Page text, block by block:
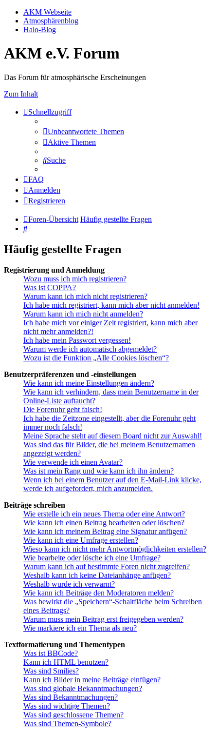
AKM Webseite
Atmosphärenblog
Halo-Blog
AKM e.V. Forum
Das Forum für atmosphärische Erscheinungen
Zum Inhalt
Schnellzugriff
Unbeantwortete Themen
Aktive Themen
Suche
FAQ
Anmelden
Registrieren
Foren-Übersicht Häufig gestellte Fragen
Suche
Häufig gestellte Fragen
Registrierung und Anmeldung
Wozu muss ich mich registrieren?
Was ist COPPA?
Warum kann ich mich nicht registrieren?
Ich habe mich registriert, kann mich aber nicht anmelden!
Warum kann ich mich nicht anmelden?
Ich habe mich vor einiger Zeit registriert, kann mich aber
nicht mehr anmelden?!
Ich habe mein Passwort vergessen!
Warum werde ich automatisch abgemeldet?
Wozu ist die Funktion „Alle Cookies löschen“?
Benutzerpräferenzen und -einstellungen
Wie kann ich meine Einstellungen ändern?
Wie kann ich verhindern, dass mein Benutzername in der
Online-Liste auftaucht?
Die Forenuhr geht falsch!
Ich habe die Zeitzone eingestellt, aber die Forenuhr geht
immer noch falsch!
Meine Sprache steht auf diesem Board nicht zur Auswahl!
Was sind das für Bilder, die bei meinem Benutzernamen
angezeigt werden?
Wie verwende ich einen Avatar?
Was ist mein Rang und wie kann ich ihn ändern?
Wenn ich bei einem Benutzer auf den E-Mail-Link klicke,
werde ich aufgefordert, mich anzumelden.
Beiträge schreiben
Wie erstelle ich ein neues Thema oder eine Antwort?
Wie kann ich einen Beitrag bearbeiten oder löschen?
Wie kann ich meinem Beitrag eine Signatur anfügen?
Wie kann ich eine Umfrage erstellen?
Wieso kann ich nicht mehr Antwortmöglichkeiten erstellen?
Wie bearbeite oder lösche ich eine Umfrage?
Warum kann ich auf bestimmte Foren nicht zugreifen?
Weshalb kann ich keine Dateianhänge anfügen?
Weshalb wurde ich verwarnt?
Wie kann ich Beiträge den Moderatoren melden?
Was bewirkt die „Speichern“-Schaltfläche beim Schreiben
eines Beitrags?
Warum muss mein Beitrag erst freigegeben werden?
Wie markiere ich ein Thema als neu?
Textformatierung und Thementypen
Was ist BBCode?
Kann ich HTML benutzen?
Was sind Smilies?
Kann ich Bilder in meine Beiträge einfügen?
Was sind globale Bekanntmachungen?
Was sind Bekanntmachungen?
Was sind wichtige Themen?
Was sind geschlossene Themen?
Was sind Themen-Symbole?